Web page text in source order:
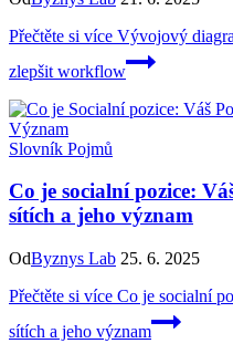
Přečtěte si více Vývojový
zlepšit workflow
Slovník Pojmů
Co je socialní pozice:
sítích a jeho význam
OdByznys Lab 25. 6. 2025
Přečtěte si více Co je socialní
sítích a jeho význam